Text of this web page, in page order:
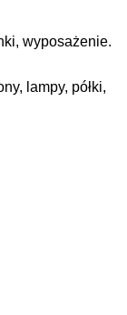
wyposażenie.
lampy, półki,